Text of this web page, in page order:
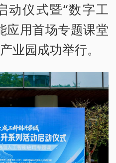
动仪式暨“数字工
应用首场专题课堂
业园成功举行。